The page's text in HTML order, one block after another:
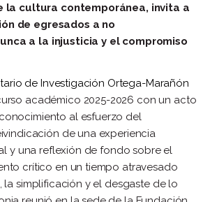
la cultura contemporánea, invita a
de egresados a no
a la injusticia y el compromiso
de Investigación Ortega-Marañón
académico 2025-2026 con un acto
al esfuerzo del
de una experiencia
y una reflexión de fondo sobre el
crítico en un tiempo atravesado
simplificación y el desgaste de lo